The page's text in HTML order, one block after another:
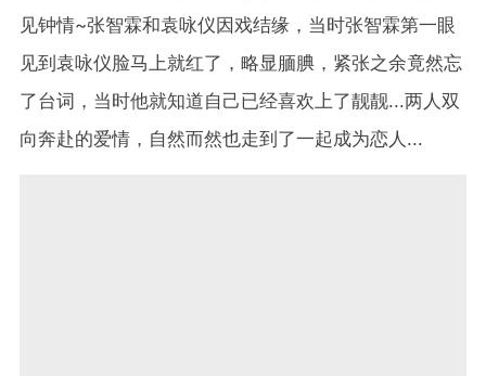
见钟情~张智霖和袁咏仪因戏结缘，当时张智霖第一眼
见到袁咏仪脸马上就红了，略显腼腆，紧张之余竟然忘
了台词，当时他就知道自己已经喜欢上了靓靓...两人双
向奔赴的爱情，自然而然也走到了一起成为恋人...